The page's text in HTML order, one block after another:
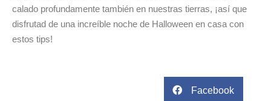
calado profundamente también en nuestras tierras, ¡así que
disfrutad de una increíble noche de Halloween en casa con
estos tips!
Facebook